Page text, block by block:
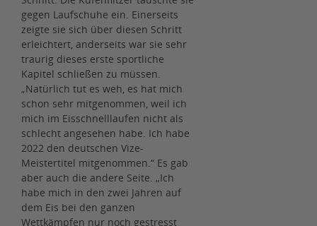
gegen Laufschuhe ein. Einerseits
zeigte sie sich über diesen Schritt
erleichtert, anderseits war sie sehr
traurig dieses erste sportliche
Kapitel schließen zu müssen.
„Natürlich tut es weh, es hat mich
schon sehr mitgenommen, weil ich
mich im Eisschnelllaufen nicht als
schlecht angesehen habe. Ich habe
2022 den deutschen Vize-
Meistertitel mitgenommen.“ Es gab
aber auch die andere Seite. „Ich
habe mich in den zwei Jahren auf
dem Eis bei den ganzen
Wettkämpfen nur noch gestresst